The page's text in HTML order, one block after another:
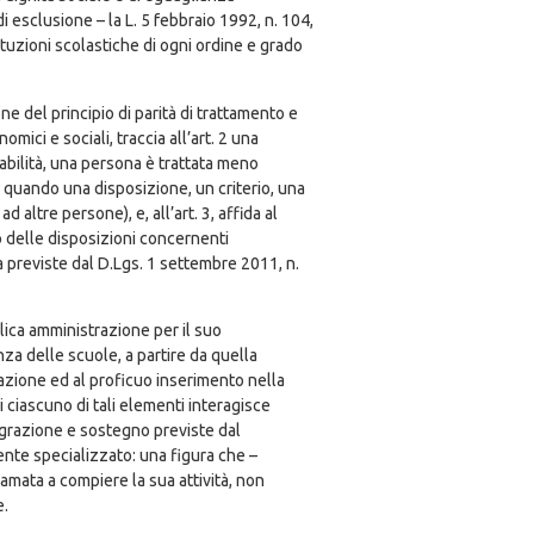
– la L. 5 febbraio 1992, n. 104,
scolastiche di ogni ordine e grado
del principio di parità di trattamento e
e sociali, traccia all’art. 2 una
una persona è trattata meno
una disposizione, un criterio, una
altre persone), e, all’art. 3, affida al
delle disposizioni concernenti
dal D.Lgs. 1 settembre 2011, n.
amministrazione per il suo
delle scuole, a partire da quella
ed al proficuo inserimento nella
ciascuno di tali elementi interagisce
e sostegno previste dal
specializzato: una figura che –
a compiere la sua attività, non